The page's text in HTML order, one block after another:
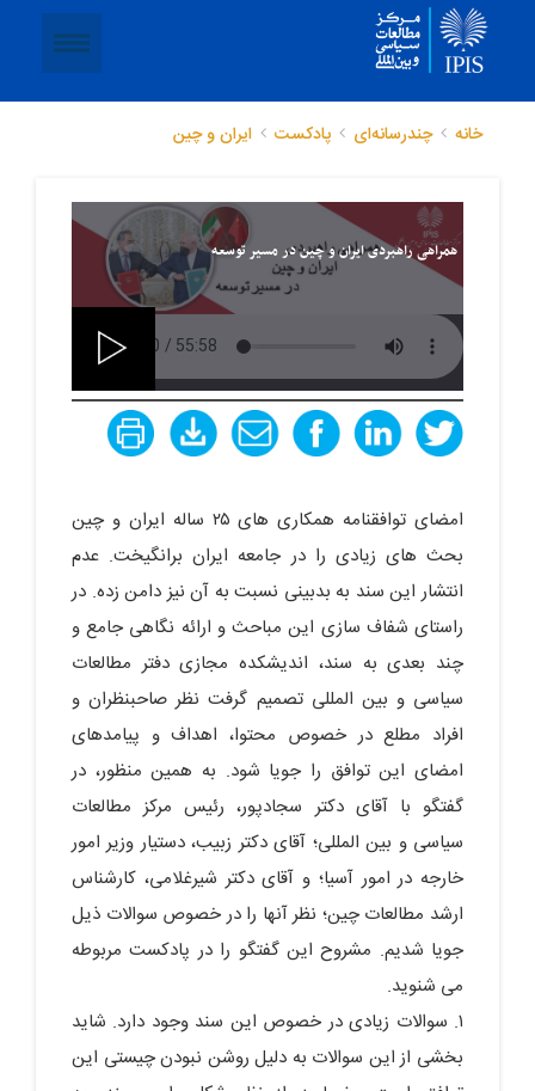
خانه چندرسانه‌ای پادکست ایران و چین
همراهی راهبردی ایران و چین در مسیر توسعه
امضای توافقنامه همکاری های ۲۵ ساله ایران و چین
بحث های زیادی را در جامعه ایران برانگیخت. عدم
انتشار این سند به بدبینی نسبت به آن نیز دامن زده. در
راستای شفاف سازی این مباحث و ارائه نگاهی جامع و
چند بعدی به سند، اندیشکده مجازی دفتر مطالعات
سیاسی و بین المللی تصمیم گرفت نظر صاحبنظران و
افراد مطلع در خصوص محتوا، اهداف و پیامدهای
امضای این توافق را جویا شود. به همین منظور، در
گفتگو با آقای دکتر سجادپور، رئیس مرکز مطالعات
سیاسی و بین المللی؛ آقای دکتر زبیب، دستیار وزیر امور
خارجه در امور آسیا؛ و آقای دکتر شیرغلامی، کارشناس
ارشد مطالعات چین؛ نظر آنها را در خصوص سوالات ذیل
جویا شدیم. مشروح این گفتگو را در پادکست مربوطه
می شنوید.
۱. سوالات زیادی در خصوص این سند وجود دارد. شاید
بخشی از این سوالات به دلیل روشن نبودن چیستی این